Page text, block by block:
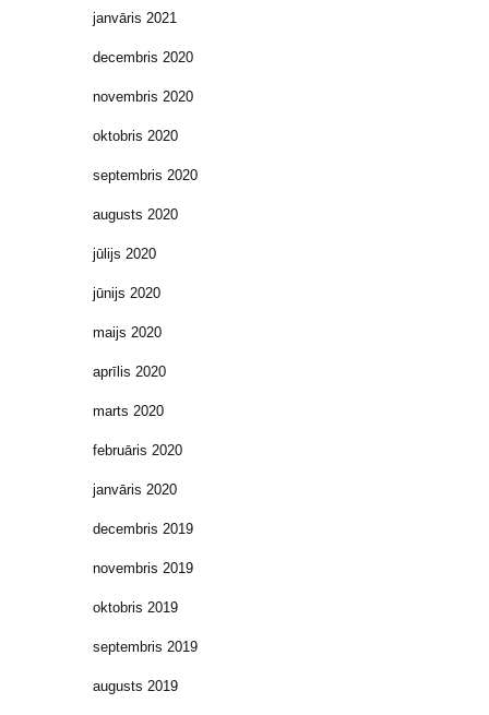
janvāris 2021
decembris 2020
novembris 2020
oktobris 2020
septembris 2020
augusts 2020
jūlijs 2020
jūnijs 2020
maijs 2020
aprīlis 2020
marts 2020
februāris 2020
janvāris 2020
decembris 2019
novembris 2019
oktobris 2019
septembris 2019
augusts 2019